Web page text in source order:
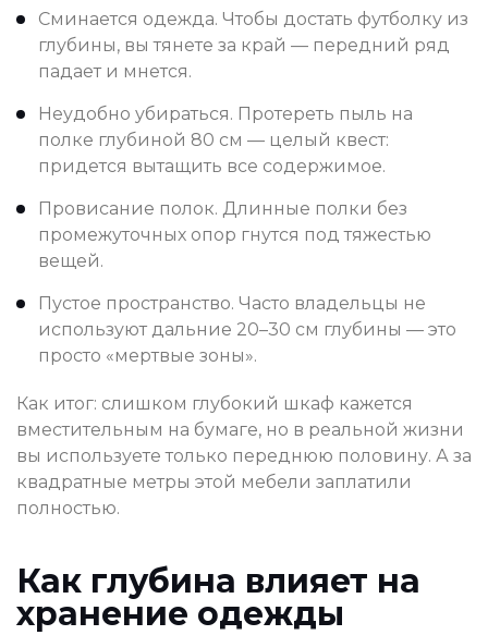
Сминается одежда. Чтобы достать футболку из
глубины, вы тянете за край — передний ряд
падает и мнется.
Неудобно убираться. Протереть пыль на
полке глубиной 80 см — целый квест:
придется вытащить все содержимое.
Провисание полок. Длинные полки без
промежуточных опор гнутся под тяжестью
вещей.
Пустое пространство. Часто владельцы не
используют дальние 20–30 см глубины — это
просто «мертвые зоны».
Как итог: слишком глубокий шкаф кажется
вместительным на бумаге, но в реальной жизни
вы используете только переднюю половину. А за
квадратные метры этой мебели заплатили
полностью.
Как глубина влияет на
хранение одежды